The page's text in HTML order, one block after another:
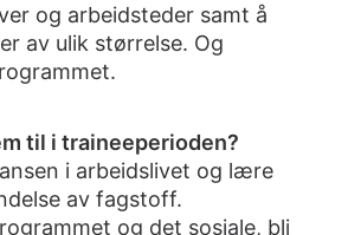
og arbeidsteder samt å
av ulik størrelse. Og
til i traineeperioden?
i arbeidslivet og lære
av fagstoff.
og det sosiale, bli